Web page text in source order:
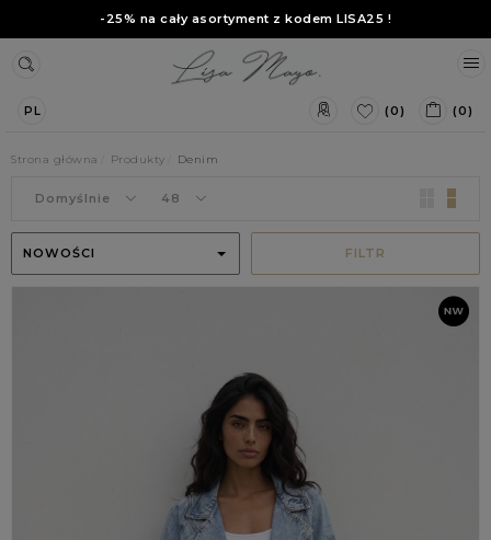
-25% na cały asortyment z kodem LISA25 !
PL (0) (0)
Strona główna Produkty Denim
Domyślnie 48
NOWOŚCI FILTR